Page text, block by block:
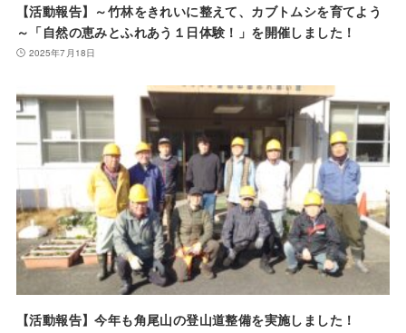
【活動報告】～竹林をきれいに整えて、カブトムシを育てよう
～「自然の恵みとふれあう１日体験！」を開催しました！
2025年7月18日
【活動報告】今年も角尾山の登山道整備を実施しました！